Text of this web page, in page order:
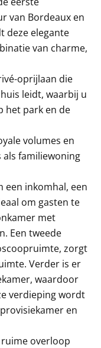
van Bordeaux en
deze elegante
van charme,
oprijlaan die
leidt, waarbij u
het park en de
volumes en
als familiewoning
een inkomhal, een
om gasten te
met
Een tweede
zorgt
Verder is er
waardoor
verdieping wordt
en
overloop